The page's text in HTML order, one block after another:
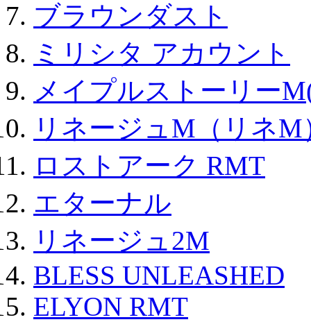
ブラウンダスト
ミリシタ アカウント
メイプルストーリー
リネージュM（リネM
ロストアーク RMT
エターナル
リネージュ2M
BLESS UNLEASHED
ELYON RMT